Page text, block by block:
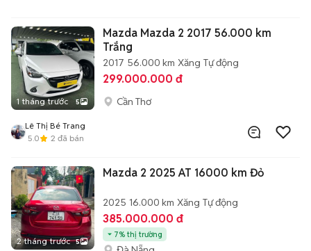
1 tháng trước 5
Mazda Mazda 2 2017 56.000 km
Trắng
2017 56.000 km Xăng Tự động
299.000.000 đ
Cần Thơ
Lê Thị Bé Trang
5.0
2 đã bán
2 tháng trước 5
Mazda 2 2025 AT 16000 km Đỏ
2025 16.000 km Xăng Tự động
385.000.000 đ
7% thị trường